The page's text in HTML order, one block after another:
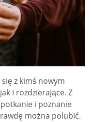
z kimś nowym
i rozdzierające. Z
i poznanie
można polubić.